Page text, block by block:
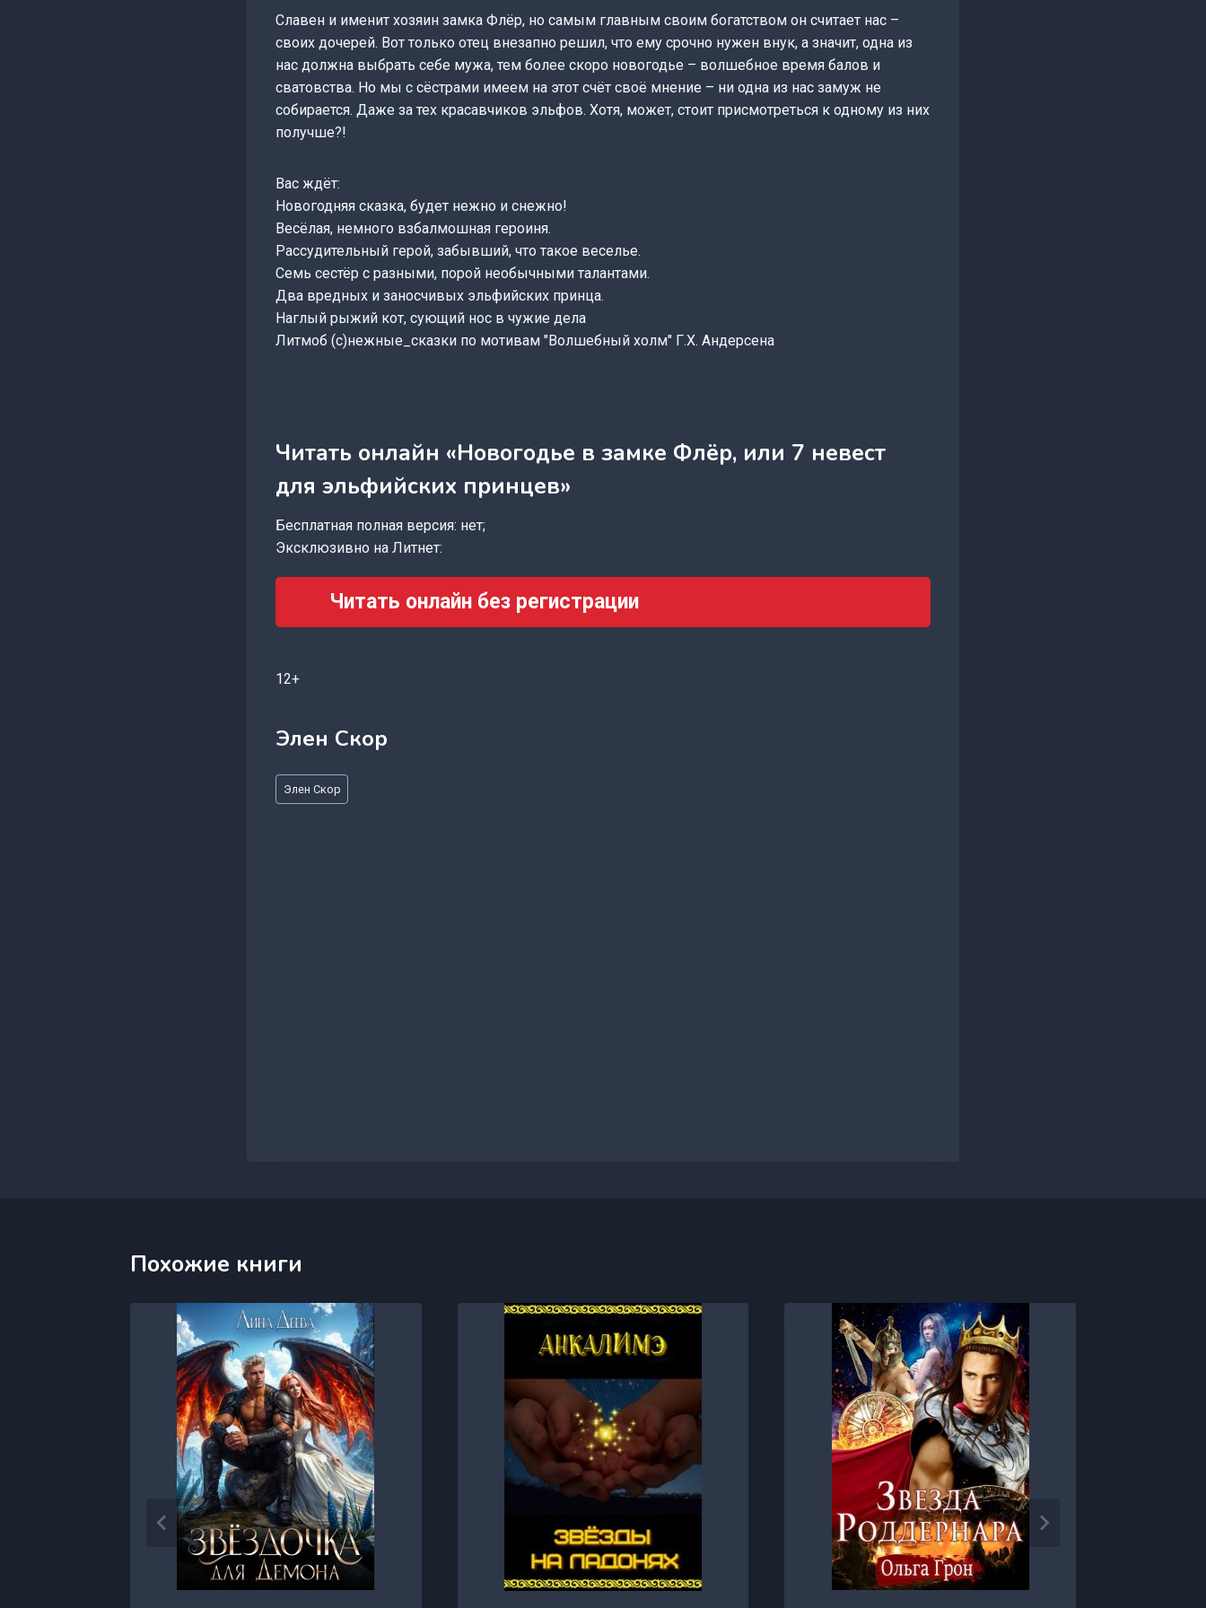
Славен и именит хозяин замка Флёр, но самым главным своим богатством он считает нас –
своих дочерей. Вот только отец внезапно решил, что ему срочно нужен внук, а значит, одна из
нас должна выбрать себе мужа, тем более скоро новогодье – волшебное время балов и
сватовства. Но мы с сёстрами имеем на этот счёт своё мнение – ни одна из нас замуж не
собирается. Даже за тех красавчиков эльфов. Хотя, может, стоит присмотреться к одному из них
получше?!
Вас ждёт:
Новогодняя сказка, будет нежно и снежно!
Весёлая, немного взбалмошная героиня.
Рассудительный герой, забывший, что такое веселье.
Семь сестёр с разными, порой необычными талантами.
Два вредных и заносчивых эльфийских принца.
Наглый рыжий кот, сующий нос в чужие дела
Литмоб (с)нежные_сказки по мотивам "Волшебный холм" Г.Х. Андерсена
Читать онлайн «Новогодье в замке Флёр, или 7 невест
для эльфийских принцев»
Бесплатная полная версия: нет;
Эксклюзивно на Литнет:
Читать онлайн без регистрации
12+
Элен Скор
Метки
записи:
Элен Скор
Похожие книги